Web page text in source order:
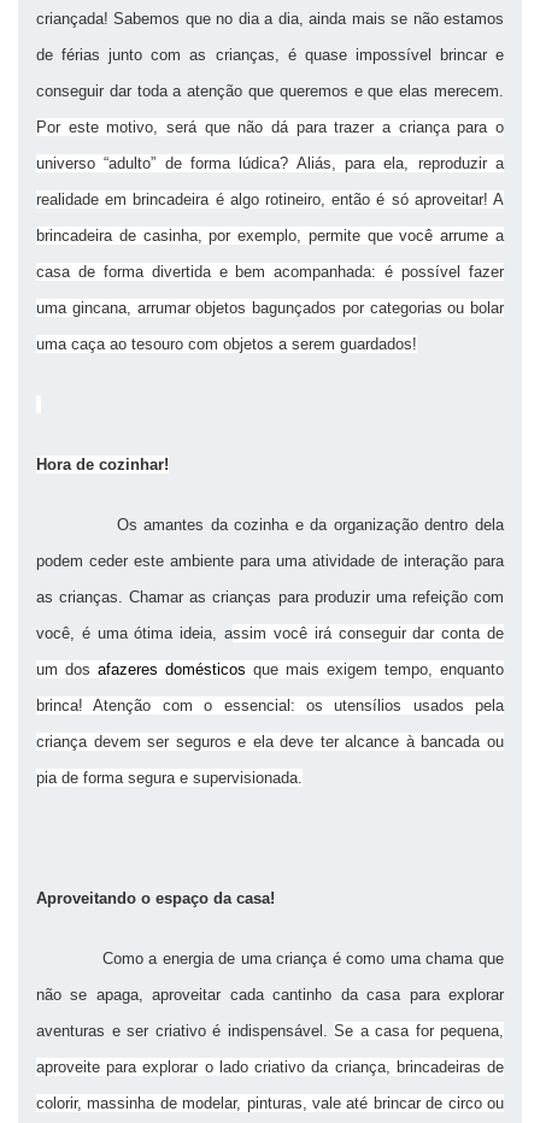
criançada! Sabemos que no dia a dia, ainda mais se não estamos
de férias junto com as crianças, é quase impossível brincar e
conseguir dar toda a atenção que queremos e que elas merecem.
Por este motivo, será que não dá para trazer a criança para o
universo “adulto” de forma lúdica? Aliás, para ela, reproduzir a
realidade em brincadeira é algo rotineiro, então é só aproveitar! A
brincadeira de casinha, por exemplo, permite que você arrume a
casa de forma divertida e bem acompanhada: é possível fazer
uma gincana, arrumar objetos bagunçados por categorias ou bolar
uma caça ao tesouro com objetos a serem guardados!
Hora de cozinhar!
Os amantes da cozinha e da organização dentro dela
podem ceder este ambiente para uma atividade de interação para
as crianças. Chamar as crianças para produzir uma refeição com
você, é uma ótima ideia, assim você irá conseguir dar conta de
um dos afazeres domésticos que mais exigem tempo, enquanto
brinca! Atenção com o essencial: os utensílios usados pela
criança devem ser seguros e ela deve ter alcance à bancada ou
pia de forma segura e supervisionada.
Aproveitando o espaço da casa!
Como a energia de uma criança é como uma chama que
não se apaga, aproveitar cada cantinho da casa para explorar
aventuras e ser criativo é indispensável. Se a casa for pequena,
aproveite para explorar o lado criativo da criança, brincadeiras de
colorir, massinha de modelar, pinturas, vale até brincar de circo ou